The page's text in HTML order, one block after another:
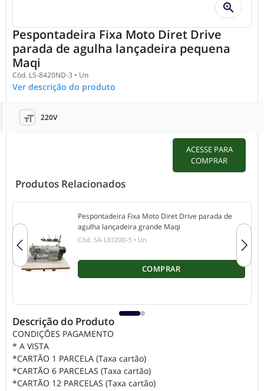
zoom_in
Pespontadeira Fixa Moto Diret Drive
parada de agulha lançadeira pequena
Maqi
Cód. LS-8420ND-3 • Un
Ver descrição do produto
format_size 220V
ACESSE PARA
COMPRAR
Produtos Relacionados
Pespontadeira Fixa Moto Diret Drive parada de
agulha lançadeira grande Maqi
Cód. SA-L8720D-5 • Un
COMPRAR
Descrição do Produto
CONDIÇÕES PAGAMENTO
* A VISTA
*CARTÃO 1 PARCELA (Taxa cartão)
*CARTÃO 6 PARCELAS (Taxa cartão)
*CARTÃO 12 PARCELAS (Taxa cartão)